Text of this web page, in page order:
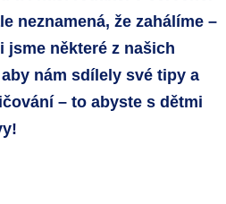
neznamená, že zahálíme –
jsme některé z našich
nám sdílely své tipy a
– to abyste s dětmi